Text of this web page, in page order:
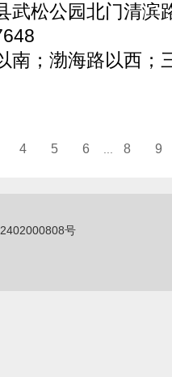
武松公园北门清滨
南；渤海路以西；
4 5 6 8 9
号